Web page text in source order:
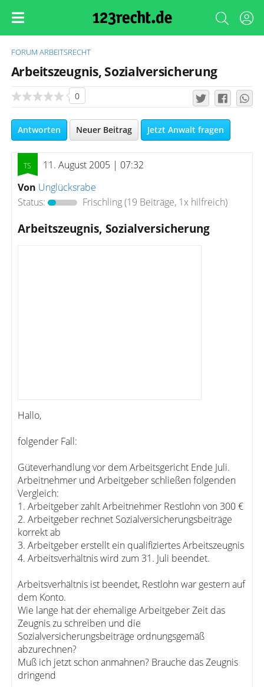
FORUM ARBEITSRECHT
Arbeitszeugnis, Sozialversicherung
0
Antworten Neuer Beitrag Jetzt Anwalt fragen
11. August 2005 | 07:32
Von Unglücksrabe
Status:
Frischling(19 Beiträge, 1x hilfreich)
Arbeitszeugnis, Sozialversicherung
Hallo,
folgender Fall:
Güteverhandlung vor dem Arbeitsgericht Ende Juli.
Arbeitnehmer und Arbeitgeber schließen folgenden
Vergleich:
1. Arbeitgeber zahlt Arbeitnehmer Restlohn von 300 €
2. Arbeitgeber rechnet Sozialversicherungsbeiträge
korrekt ab
3. Arbeitgeber erstellt ein qualifiziertes Arbeitszeugnis
4. Arbeitsverhältnis wird zum 31. Juli beendet.
Arbeitsverhältnis ist beendet, Restlohn war gestern auf
dem Konto.
Wie lange hat der ehemalige Arbeitgeber Zeit das
Zeugnis zu schreiben und die
Sozialversicherungsbeiträge ordnungsgemäß
abzurechnen?
Muß ich jetzt schon anmahnen? Brauche das Zeugnis
dringend